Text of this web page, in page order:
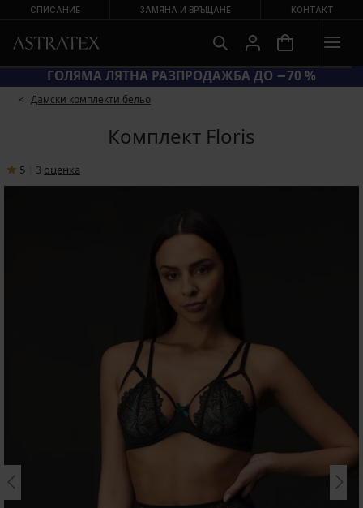
СПИСАНИЕ ЗАМЯНА И ВРЪЩАНЕ КОНТАКТ
КОД BRA20 = СУТИЕНИ −20 %
Дамски комплекти бельо
Комплект Floris
5 3 oценка